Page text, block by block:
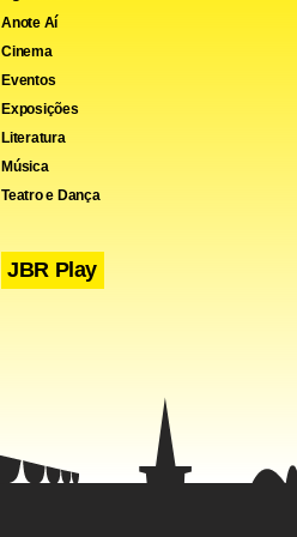
Facebook
WhatsApp
LinkedIn
X
Anote Aí
Cinema
Eventos
Exposições
Literatura
Música
Teatro e Dança
JBR Play